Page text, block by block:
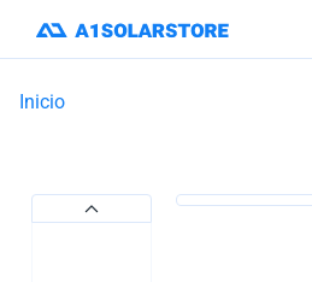
Inicio